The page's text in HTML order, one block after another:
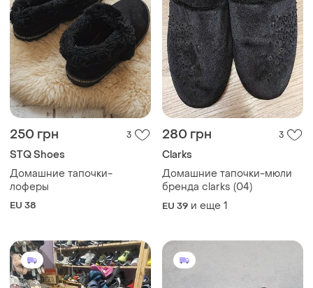
250 грн 3
STQ Shoes
Домашние тапочки-
лоферы
EU 38
280 грн 3
Clarks
Домашние тапочки-мюли
бренда clarks (04)
EU 39 и еще 1